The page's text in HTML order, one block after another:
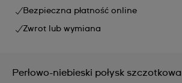
Bezpieczna płatność online
Zwrot lub wymiana
Perłowo-niebieski połysk